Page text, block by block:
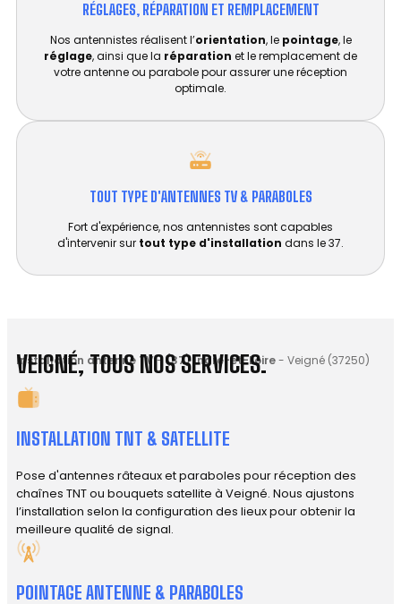
RÉGLAGES, RÉPARATION ET REMPLACEMENT​
Nos antennistes réalisent l’orientation, le pointage, le
réglage, ainsi que la réparation et le remplacement de
votre antenne ou parabole pour assurer une réception
optimale.
TOUT TYPE D'ANTENNES TV & PARABOLES
Fort d'expérience, nos antennistes sont capables
d'intervenir sur tout type d'installation dans le 37.
Installation antenne TV-(37) Indre-et-Loire- Veigné (37250)
VEIGNÉ, TOUS NOS SERVICES.
INSTALLATION TNT & SATELLITE
Pose d'antennes râteaux et paraboles pour réception des
chaînes TNT ou bouquets satellite à Veigné. Nous ajustons
l’installation selon la configuration des lieux pour obtenir la
meilleure qualité de signal.
POINTAGE ANTENNE & PARABOLES